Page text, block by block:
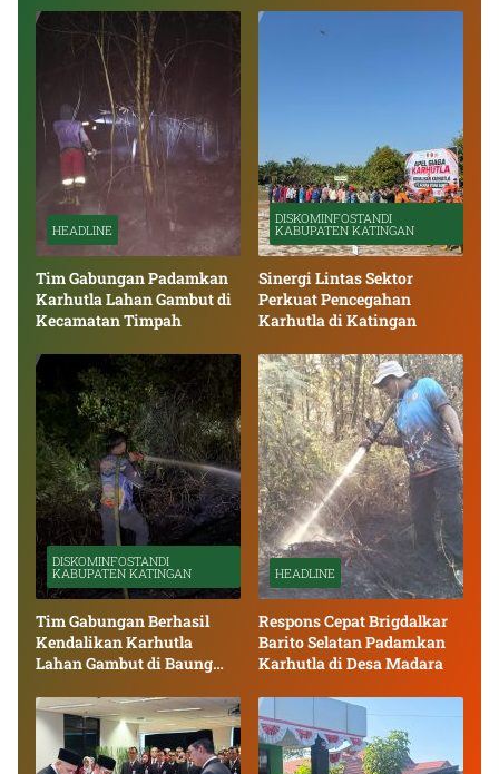
HEADLINE
Tim Gabungan Padamkan
Karhutla Lahan Gambut di
Kecamatan Timpah
DISKOMINFOSTANDI
KABUPATEN KATINGAN
Sinergi Lintas Sektor
Perkuat Pencegahan
Karhutla di Katingan
DISKOMINFOSTANDI
KABUPATEN KATINGAN
Tim Gabungan Berhasil
Kendalikan Karhutla
Lahan Gambut di Baung
HEADLINE
Respons Cepat Brigdalkar
Barito Selatan Padamkan
Karhutla di Desa Madara